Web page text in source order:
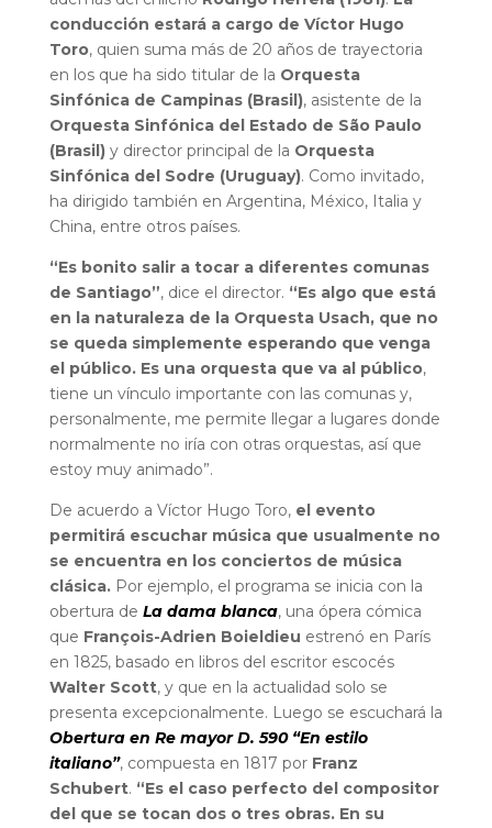
conducción estará a cargo de Víctor Hugo
Toro, quien suma más de 20 años de trayectoria
en los que ha sido titular de la Orquesta
Sinfónica de Campinas (Brasil), asistente de la
Orquesta Sinfónica del Estado de São Paulo
(Brasil)y director principal de la Orquesta
Sinfónica del Sodre (Uruguay). Como invitado,
ha dirigido también en Argentina, México, Italia y
China, entre otros países.
“Es bonito salir a tocar a diferentes comunas
de Santiago”, dice el director. “Es algo que está
en la naturaleza de la Orquesta Usach, que no
se queda simplemente esperando que venga
el público. Es una orquesta que va al público,
tiene un vínculo importante con las comunas y,
personalmente, me permite llegar a lugares donde
normalmente no iría con otras orquestas, así que
estoy muy animado”.
De acuerdo a Víctor Hugo Toro, el evento
permitirá escuchar música que usualmente no
se encuentra en los conciertos de música
clásica. Por ejemplo, el programa se inicia con la
obertura de La dama blanca, una ópera cómica
que François-Adrien Boieldieu estrenó en París
en 1825, basado en libros del escritor escocés
Walter Scott, y que en la actualidad solo se
presenta excepcionalmente. Luego se escuchará la
Obertura en Re mayor D. 590 “En estilo
italiano”, compuesta en 1817 por Franz
Schubert. “Es el caso perfecto del compositor
del que se tocan dos o tres obras. En su